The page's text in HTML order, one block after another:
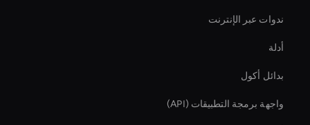
ندوات عبر الإنترنت
أدلة
بدائل أكول
واجهة برمجة التطبيقات (API)